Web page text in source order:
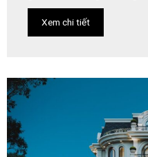
Xem chi tiết